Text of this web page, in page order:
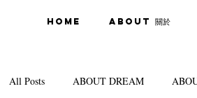
Home About 關於
All Posts ABOUT DREAM